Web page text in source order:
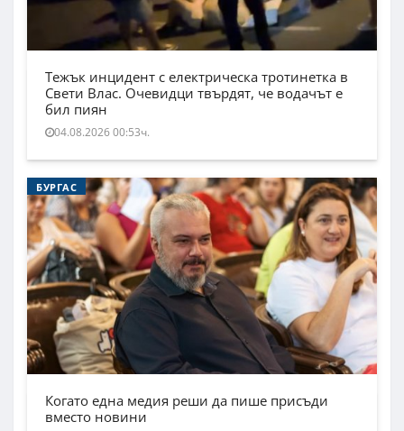
Тежък инцидент с електрическа тротинетка в
Свети Влас. Очевидци твърдят, че водачът е
бил пиян
04.08.2026 00:53ч.
БУРГАС
Когато една медия реши да пише присъди
вместо новини